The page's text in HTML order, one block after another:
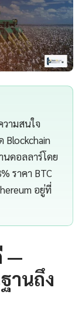
ามสนใจ
Blockchain
นดอลลาร์โดย
ราคา BTC
อยู่ที่
—
านถึง